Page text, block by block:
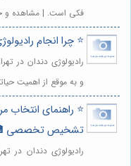
فکی است. | مشاهده و
⭐️ چرا انجام
رادیولوژی دندان در
و به موقع از اهمیت
⭐️ راهنمای انتخاب
تشخیص تخصصی
رادیولوژی دندان در